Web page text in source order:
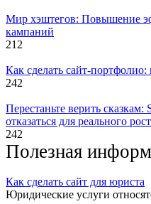
Мир хэштегов: Повышение
кампаний
212
Как сделать сайт-
242
Перестаньте верить
отказаться для реального
242
Полезная
Как сделать сайт для юриста
Юридические услуги